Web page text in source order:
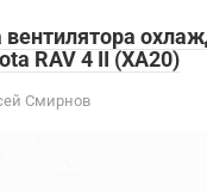
RAV 4 II (XA20)
Смирнов